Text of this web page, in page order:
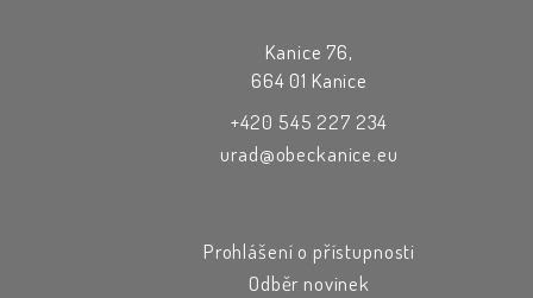
Kanice 76,
664 01 Kanice
+420 545 227 234
urad@obeckanice.eu
Prohlášení o přístupnosti
Odběr novinek